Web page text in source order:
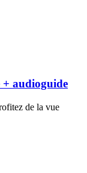
+ audioguide
de la vue